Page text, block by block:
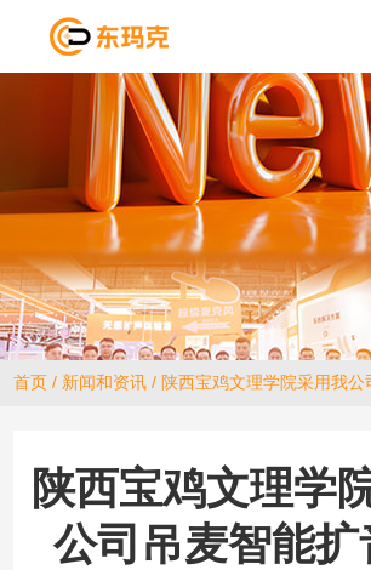
首页 / 新闻和资讯 / 陕西宝鸡文理学院采用我
陕西宝鸡文理学
公司吊麦智能扩